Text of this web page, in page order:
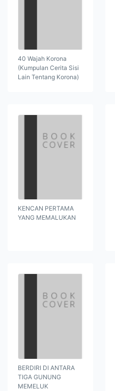
40 Wajah Korona
(Kumpulan Cerita Sisi
Lain Tentang Korona)
KENCAN PERTAMA
YANG MEMALUKAN
BERDIRI DI ANTARA
TIGA GUNUNG
MEMELUK